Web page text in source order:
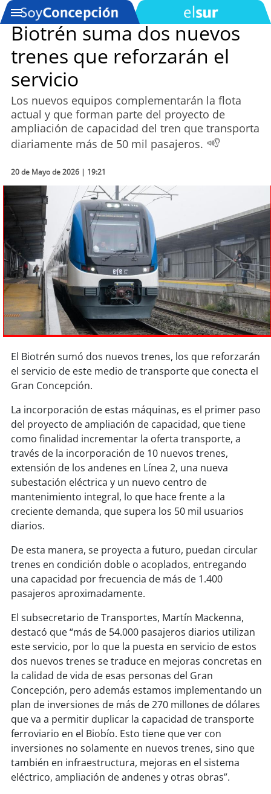
SOYTV
Podcast
Actualidad
Economía
Deportes
Tecnología
Sostenibilidad
soychile
soyarica
soyiquique
soyantofagasta
soycopiapó
soyvalparaíso
soyquillota
soy
soychillán
soy sancarlos
soytalcahuano
soyconcepción
soycoronel
soyarauco
soytemuco
soyvaldivia
Biotrén suma dos nuevos
trenes que reforzarán el
servicio
Los nuevos equipos complementarán la flota
actual y que forman parte del proyecto de
ampliación de capacidad del tren que transporta
diariamente más de 50 mil pasajeros.
20 de Mayo de 2026 | 19:21
El Biotrén sumó dos nuevos trenes, los que reforzarán
el servicio de este medio de transporte que conecta el
Gran Concepción.
La incorporación de estas máquinas, es el primer paso
del proyecto de ampliación de capacidad, que tiene
como finalidad incrementar la oferta transporte, a
través de la incorporación de 10 nuevos trenes,
extensión de los andenes en Línea 2, una nueva
subestación eléctrica y un nuevo centro de
mantenimiento integral, lo que hace frente a la
creciente demanda, que supera los 50 mil usuarios
diarios.
De esta manera, se proyecta a futuro, puedan circular
trenes en condición doble o acoplados, entregando
una capacidad por frecuencia de más de 1.400
pasajeros aproximadamente.
El subsecretario de Transportes, Martín Mackenna,
destacó que “más de 54.000 pasajeros diarios utilizan
este servicio, por lo que la puesta en servicio de estos
dos nuevos trenes se traduce en mejoras concretas en
la calidad de vida de esas personas del Gran
Concepción, pero además estamos implementando un
plan de inversiones de más de 270 millones de dólares
que va a permitir duplicar la capacidad de transporte
ferroviario en el Biobío. Esto tiene que ver con
inversiones no solamente en nuevos trenes, sino que
también en infraestructura, mejoras en el sistema
eléctrico, ampliación de andenes y otras obras”.